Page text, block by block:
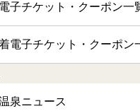
子チケット・クーポン一
電子チケット・クーポン
泉ニュース